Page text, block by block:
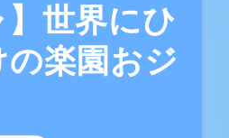
】世界にひ
の楽園おジ